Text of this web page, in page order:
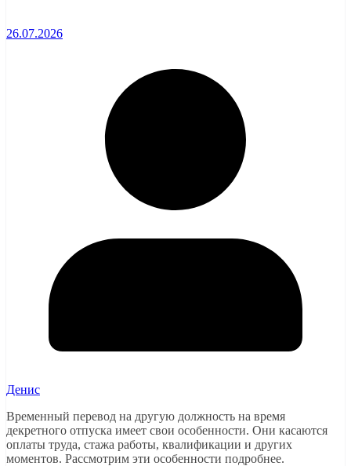
26.07.2026
Денис
Временный перевод на другую должность на время
декретного отпуска имеет свои особенности. Они касаются
оплаты труда, стажа работы, квалификации и других
моментов. Рассмотрим эти особенности подробнее.